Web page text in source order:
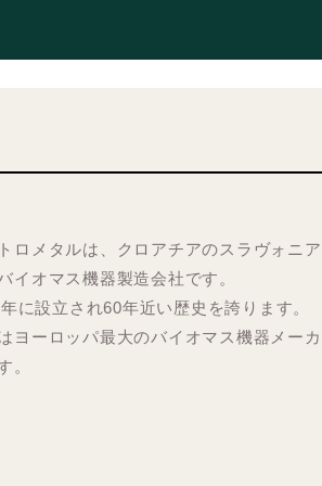
ロメタルは、クロアチアのスラヴォニ
イオマス機器製造会社です。
に設立され60年近い歴史を誇ります。
ヨーロッパ最大のバイオマス機器メー
。